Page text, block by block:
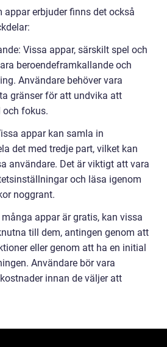
appar erbjuder finns det också
Vissa appar, särskilt spel och
beroendeframkallande och
Användare behöver vara
gränser för att undvika att
fokus.
appar kan samla in
det med tredje part, vilket kan
användare. Det är viktigt att vara
och läsa igenom
noggrant.
appar är gratis, kan vissa
till dem, antingen genom att
eller genom att ha en initial
Användare bör vara
innan de väljer att